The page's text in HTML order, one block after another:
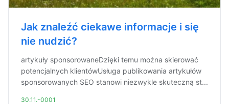
Jak znaleźć ciekawe informacje i się
nie nudzić?
artykuły sponsorowaneDzięki temu można skierować
potencjalnych klientówUsługa publikowania artykułów
sponsorowanych SEO stanowi niezwykle skuteczną st...
30.11.-0001